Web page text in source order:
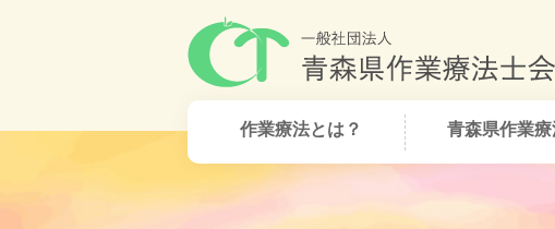
作業療法とは？ 青森県作業